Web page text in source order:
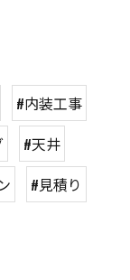
#内装工事
#天井
#見積り